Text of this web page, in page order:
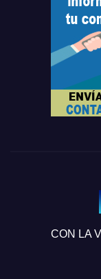
CON LA